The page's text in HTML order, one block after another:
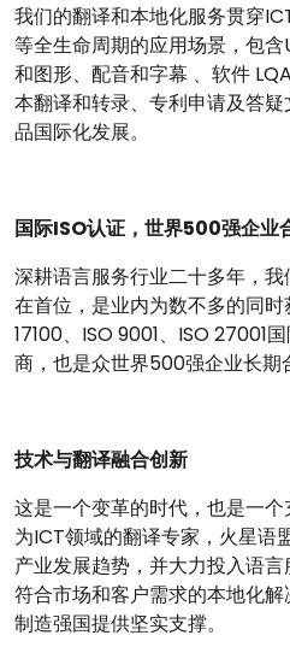
我们的翻译和本地化服务贯穿
等全生命周期的应用场景，包
和图形、配音和字幕 、软件
本翻译和转录、专利申请及答
品国际化发展。
国际ISO认证， 世界500强企业
深耕语言服务行业二十多年，
在首位，是业内为数不多的同
17100、ISO 9001、ISO 27001
商，也是众世界500强企业长期
技术与翻译融合创新
这是一个变革的时代，也是一
为ICT领域的翻译专家，火星语
产业发展趋势，并大力投入语
符合市场和客户需求的本地化
制造强国提供坚实支撑。